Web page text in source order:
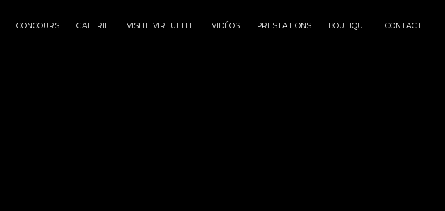
CONCOURS GALERIE VISITE VIRTUELLE VIDÉOS PRESTATIONS BOUTIQUE CONTACT